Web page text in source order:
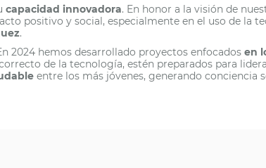
capacidad innovadora. En honor a la visión de
positivo y social, especialmente en el uso de la
.
2024 hemos desarrollado proyectos enfocadosen
de la tecnología, estén preparados para
entre los más jóvenes, generando conciencia